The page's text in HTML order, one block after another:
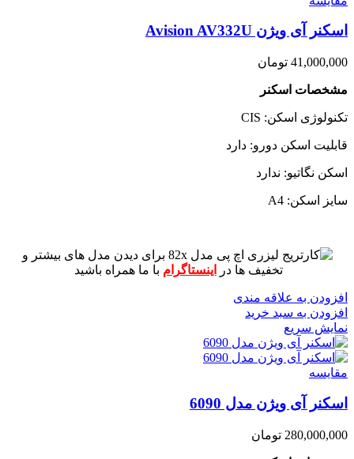
اسکنر آی ویژن Avision AV332U
41,000,000 تومان
مشخصات اسکنر
تکنولوژی اسکن: CIS
قابلیت اسکن دورو: دارد
اسکن نگاتیو: ندارد
سایز اسکن: A4
برای دیدن مدل های بیشتر و
تخفیف ها در
اینستاگرام با ما همراه باشید
افزودن به علاقه مندی
افزودن به سبد خرید
نمایش سریع
مقايسه
اسکنر آی ویژن مدل 6090
280,000,000 تومان